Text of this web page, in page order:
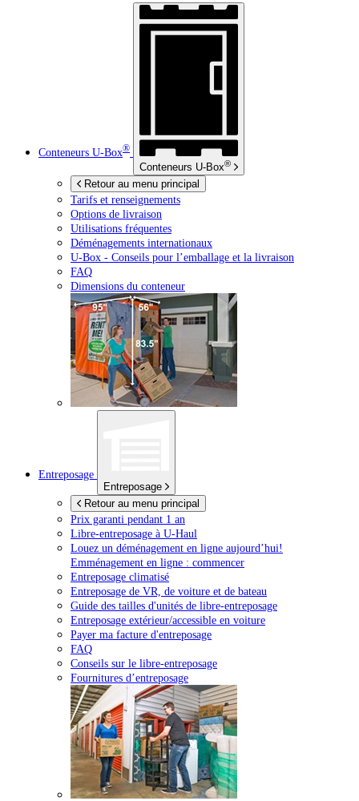
Conteneurs U-Box®
Conteneurs U-Box®
Retour au menu principal
Tarifs et renseignements
Options de livraison
Utilisations fréquentes
Déménagements internationaux
U-Box - Conseils pour l’emballage et la livraison
FAQ
Dimensions du conteneur
Entreposage
Entreposage
Retour au menu principal
Prix garanti pendant 1 an
Libre-entreposage à U-Haul
Louez un déménagement en ligne aujourd’hui!
Emménagement en ligne : commencer
Entreposage climatisé
Entreposage de VR, de voiture et de bateau
Guide des tailles d'unités de libre-entreposage
Entreposage extérieur/accessible en voiture
Payer ma facture d'entreposage
FAQ
Conseils sur le libre-entreposage
Fournitures d’entreposage